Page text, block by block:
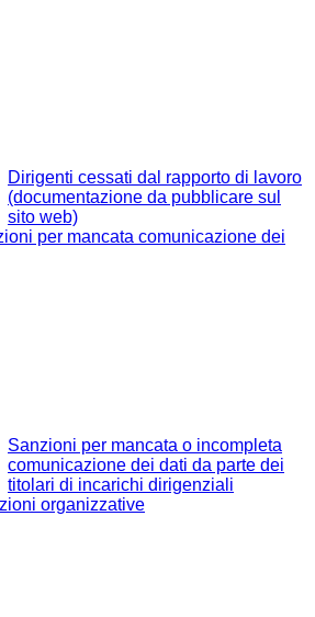
Dirigenti cessati dal rapporto di lavoro
(documentazione da pubblicare sul
sito web)
per mancata comunicazione dei
Sanzioni per mancata o incompleta
comunicazione dei dati da parte dei
titolari di incarichi dirigenziali
organizzative